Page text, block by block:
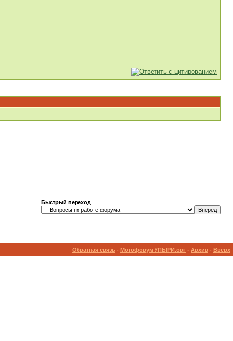
Быстрый переход
Обратная связь - Мотофорум УПЫРИ.орг - Архив - Вверх